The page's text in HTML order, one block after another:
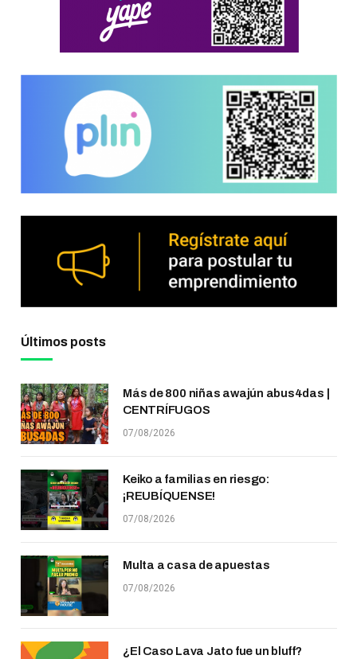
Últimos posts
Más de 800 niñas awajún abus4das |
CENTRÍFUGOS
07/08/2026
Keiko a familias en riesgo:
¡REUBÍQUENSE!
07/08/2026
Multa a casa de apuestas
07/08/2026
¿El Caso Lava Jato fue un bluff?